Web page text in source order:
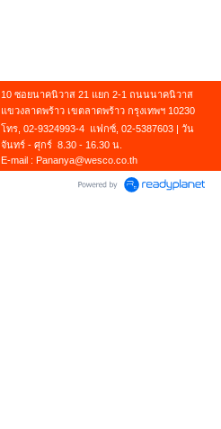
10 ซอยนาคนิวาส 21 แยก 2-1 ถนนนาคนิวาส
แขวงลาดพร้าว เขตลาดพร้าว กรุงเทพฯ 10230
โทร, 02-9324993-4 แฟกซ์, 02-5387603 | วัน
จันทร์ - ศุกร์ 8.30 - 16.30 น.
E-mail : Pananya@wesco.co.th